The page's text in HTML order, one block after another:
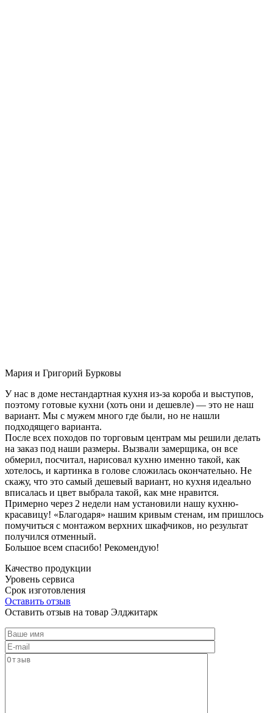
Мария и Григорий Бурковы
У нас в доме нестандартная кухня из-за короба и выступов,
поэтому готовые кухни (хоть они и дешевле) — это не наш
вариант. Мы с мужем много где были, но не нашли
подходящего варианта.
После всех походов по торговым центрам мы решили делать
на заказ под наши размеры. Вызвали замерщика, он все
обмерил, посчитал, нарисовал кухню именно такой, как
хотелось, и картинка в голове сложилась окончательно. Не
скажу, что это самый дешевый вариант, но кухня идеально
вписалась и цвет выбрала такой, как мне нравится.
Примерно через 2 недели нам установили нашу кухню-
красавицу! «Благодаря» нашим кривым стенам, им пришлось
помучиться с монтажом верхних шкафчиков, но результат
получился отменный.
Большое всем спасибо! Рекомендую!
Качество продукции
Уровень сервиса
Срок изготовления
Оставить отзыв
Оставить отзыв на товар Элджитарк